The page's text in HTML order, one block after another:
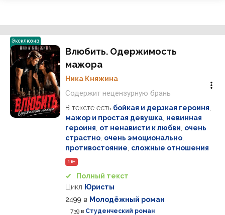
Эксклюзив
Влюбить. Одержимость
мажора
Ника Княжина
Содержит нецензурную брань
В тексте есть бойкая и дерзкая героиня
мажор и простая девушка невинная
героиня от ненависти к любви очень
страстно очень эмоционально
противостояние сложные отношения
18+
Полный текст
Цикл Юристы
2499 в Молодёжный роман
739 в Студенческий роман